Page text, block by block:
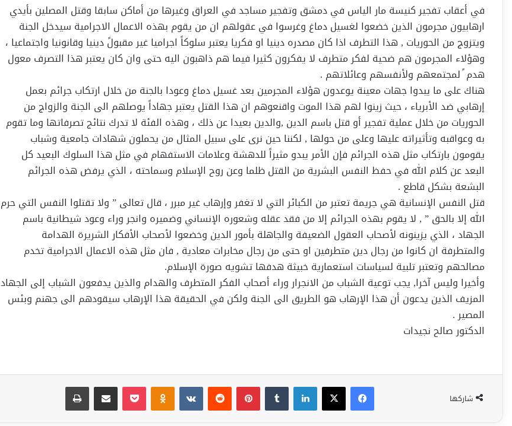
في أعقاب تفجير كنيسة مار الياس في دمشق وتفجير مساجد في العراق وغيرها من أماكن سابقا وقتل المصلين بأيدي
ارهابيون مجرمون الذين خضعوا لغسيل دماغ وغرسوا في عقولهم ان من يقوم بهذه الاعمال الاجرامية سيدخل الجنة
ويتزوج من الحوريات , هذا التطرف اذا كان مصدره دينيا او فكريا يعتبر سلوكاً اجراميا غير مقبولً دينيا وقانونيا واجتماعيا ،
وهؤلاء المجرمون هم ضحية لفكر متطرف لا يفكرون كثيرا فيما هم ذاهبون اليه حتى وان كان يعتبر هذا التصرف معول
هدم ً لمجتمعهم ولأنفسهم وعائلاتهم .
هناك على ما يبدوا جهات معينة يوعدون هؤلاء المجرمين بعد غسيل دماغ وعودا بالجنة من خلال ارتكاب جرائم بعمل
إرهابي ضد الأبرياء ، حيث زينوا لهم هذا الموت واقنعوهم ان هذا القتل يعتبر جهاداً يوصلهم الى الجنة والزواج من
الحوريات من خلال عملية تفجير أو قتل باسم الدين ,والدين بعيدا عن ذلك ، وهذه الفئة لا تدرك نتائج تصرفاتها وما تقوم
به وعواقبه وتأثيراته عليها وعلى من حولها , لكننا حين نرى على سبيل المثال من يحملون شهادات جامعية وشباب
يقومون بارتكاب مثل هذه الجرائم فإن الأمر يبدو مثيراً للدهشة وعلامات الاستفهام في مثل هذا السلوك البعيد كل
البعد عن كلام الله في حفظ النفس البشرية من القتل ظلما وعن روح الإسلام وسماحته ، الذي يرفض هذه الجرائم
البشعة بشكل قاطع .
قتل النفس الإنسانية هي جريمة تعتبر من الكبائر التي لا تغفر وإرهاب غير مبرر ، قال تعالى ” ولا تقتلوا النفس التي حرم
الله إلا بالحق ” , لا يقوم بهذه الجرائم إلا من فقد عقله وشعوره الإنساني وضميره وانجر وراء وعود شيطانية باسم
الجهاد ، الذي يزينونه لأصحاب العقول الضعيفة والجاهلة بأمور الدين وخضعوا لأصحاب الأفكار الشريرة الهدامة
والمتطرفة ان كانوا من رجال دين متطرفين او حتى من رجال مخابرات معادية , فان مثل هذه الاعمال الاجرامية تخدم
مصالحهم وتعتبر تلبية لسياسات استعمارية خبيثة هدفها تشويه صورة الإسلام.
وأخيرا وليس آخرا, يجب توعية الشباب من الانجرار وراء أصحاب الفكر المتطرف والهدام والذين يدفعون الشباب إلى الجهاد
المزيف الذين يدعون أن هذا الإرهاب هو الطريق الى الجنة ولكن في الحقيقة هذا الإرهاب سيقودهم الى جهنم وبئس
المصير .
الدكتور صالح نجيدات
شاركها
فيسبوك‫X لينكدإن بينتيريست Odnoklassniki
‫Pocket مشاركة عبر البريد طباعة